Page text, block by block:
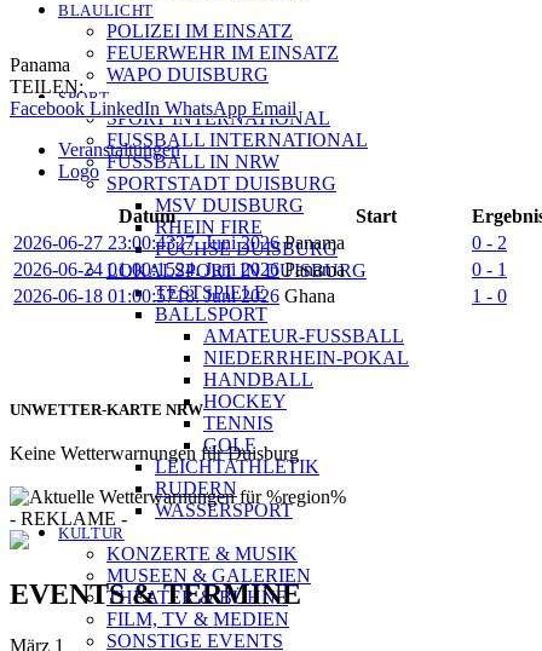
BLAULICHT
POLIZEI IM EINSATZ
FEUERWEHR IM EINSATZ
WAPO DUISBURG
SPORT
SPORT INTERNATIONAL
FUSSBALL INTERNATIONAL
FUSSBALL IN NRW
SPORTSTADT DUISBURG
MSV DUISBURG
RHEIN FIRE
FÜCHSE DUISBURG
LOKALSPORT IN DUISBURG
TESTSPIELE
BALLSPORT
AMATEUR-FUSSBALL
NIEDERRHEIN-POKAL
HANDBALL
HOCKEY
TENNIS
GOLF
LEICHTATHLETIK
RUDERN
WASSERSPORT
KULTUR
KONZERTE & MUSIK
MUSEEN & GALERIEN
THEATER & BÜHNE
FILM, TV & MEDIEN
SONSTIGE EVENTS
Panama
TEILEN:
Facebook LinkedIn WhatsApp Email
Veranstaltungen
Logo
Datum Start
2026-06-27 23:00:4327. Juni 2026 Panama 0 - 2
2026-06-24 01:00:1524. Juni 2026 Panama 0 - 1
2026-06-18 01:00:5718. Juni 2026 Ghana 1 - 0
UNWETTER-KARTE NRW
Keine Wetterwarnungen für Duisburg
- REKLAME -
EVENTS & TERMINE
März 1